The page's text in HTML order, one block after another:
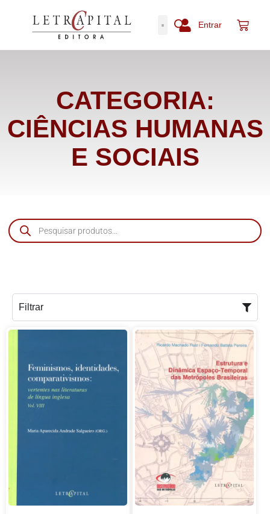
Entrar
CATEGORIA:
CIÊNCIAS HUMANAS
E SOCIAIS
Filtrar